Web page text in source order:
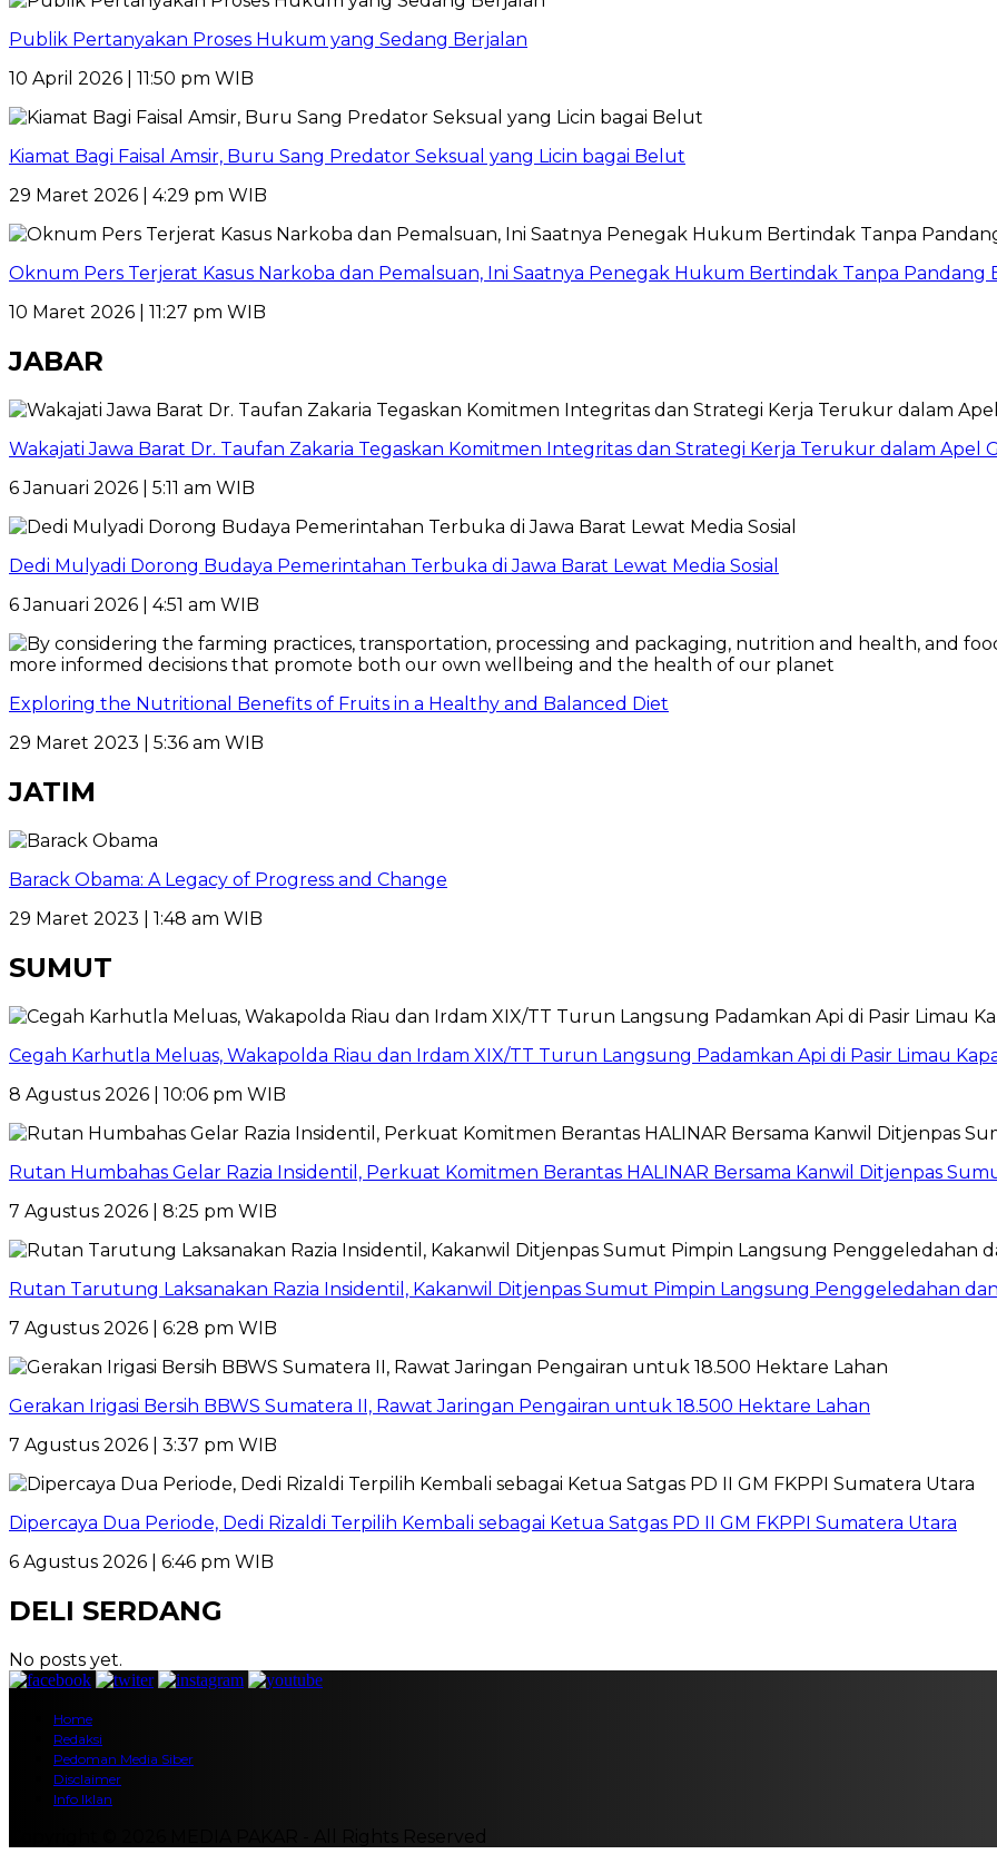
Publik Pertanyakan Proses Hukum yang Sedang Berjalan
10 April 2026 | 11:50 pm WIB
Kiamat Bagi Faisal Amsir, Buru Sang Predator Seksual yang Licin bagai Belut
29 Maret 2026 | 4:29 pm WIB
Oknum Pers Terjerat Kasus Narkoba dan Pemalsuan, Ini Saatnya Penegak Hukum Bertindak Tanpa Pandang
10 Maret 2026 | 11:27 pm WIB
JABAR
Wakajati Jawa Barat Dr. Taufan Zakaria Tegaskan Komitmen Integritas dan Strategi Kerja Terukur dalam Apel
6 Januari 2026 | 5:11 am WIB
Dedi Mulyadi Dorong Budaya Pemerintahan Terbuka di Jawa Barat Lewat Media Sosial
6 Januari 2026 | 4:51 am WIB
Exploring the Nutritional Benefits of Fruits in a Healthy and Balanced Diet
29 Maret 2023 | 5:36 am WIB
JATIM
Barack Obama: A Legacy of Progress and Change
29 Maret 2023 | 1:48 am WIB
SUMUT
Cegah Karhutla Meluas, Wakapolda Riau dan Irdam XIX/TT Turun Langsung Padamkan Api di Pasir Limau
8 Agustus 2026 | 10:06 pm WIB
Rutan Humbahas Gelar Razia Insidentil, Perkuat Komitmen Berantas HALINAR Bersama Kanwil Ditjenpas
7 Agustus 2026 | 8:25 pm WIB
Rutan Tarutung Laksanakan Razia Insidentil, Kakanwil Ditjenpas Sumut Pimpin Langsung Penggeledahan
7 Agustus 2026 | 6:28 pm WIB
Gerakan Irigasi Bersih BBWS Sumatera II, Rawat Jaringan Pengairan untuk 18.500 Hektare Lahan
7 Agustus 2026 | 3:37 pm WIB
Dipercaya Dua Periode, Dedi Rizaldi Terpilih Kembali sebagai Ketua Satgas PD II GM FKPPI Sumatera Utara
6 Agustus 2026 | 6:46 pm WIB
DELI SERDANG
No posts yet.
Home
Redaksi
Pedoman Media Siber
Disclaimer
Info Iklan
Copyright © 2026 MEDIA PAKAR - All Rights Reserved